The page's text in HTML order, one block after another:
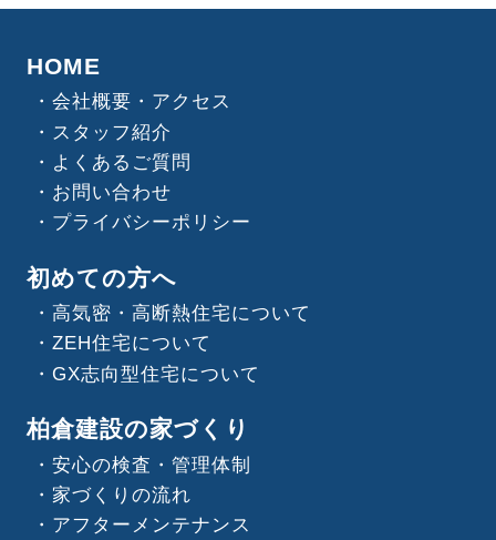
HOME
会社概要・アクセス
スタッフ紹介
よくあるご質問
お問い合わせ
プライバシーポリシー
初めての方へ
高気密・高断熱住宅について
ZEH住宅について
GX志向型住宅について
柏倉建設の家づくり
安心の検査・管理体制
家づくりの流れ
アフターメンテナンス